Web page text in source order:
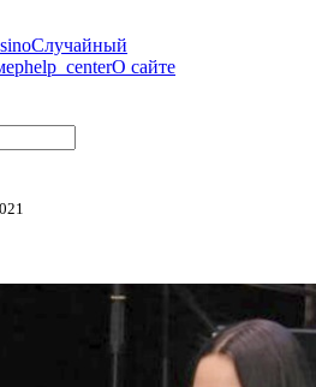
Случайный
help_centerО сайте